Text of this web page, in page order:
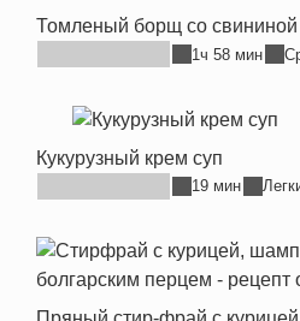
Томленый борщ со свининой
1ч 58 мин
Кукурузный крем суп
19 мин